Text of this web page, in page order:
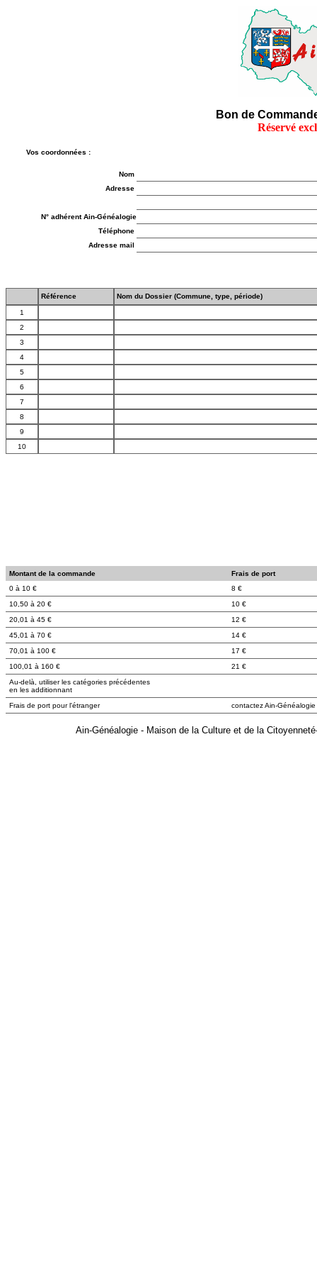
Bon de
Réservé
Vos coordonnées :
Nom
Adresse
N° adhérent Ain-Généalogie
Téléphone
Adresse mail
Référence Nom du Dossier (Commune, type, période)
1
2
3
4
5
6
7
8
9
10
Montant de la commande
Frais de port
0 à 10 €
8 €
10,50 à 20 €
10 €
20,01 à 45 €
12 €
45,01 à 70 €
14 €
70,01 à 100 €
17 €
100,01 à 160 €
21 €
Au-delà, utiliser les catégories précédentes
en les additionnant
Frais de port pour l'étranger
contactez Ain-Généalogie
Ain-Généalogie - Maison de la Culture et de la